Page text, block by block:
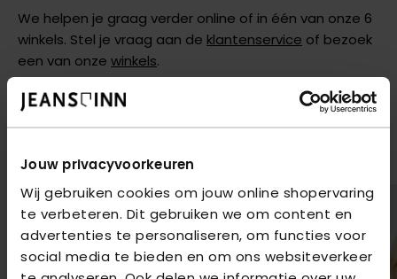
Jouw privacyvoorkeuren
Wij gebruiken cookies om jouw online shopervaring
te verbeteren. Dit gebruiken we om content en
advertenties te personaliseren, om functies voor
social media te bieden en om ons websiteverkeer
We helpen je graag verder online of in één van onze 6
winkels. Stel je vraag aan de klantenservice of bezoek
een van onze winkels.
AANBEVOLEN VOOR JOU